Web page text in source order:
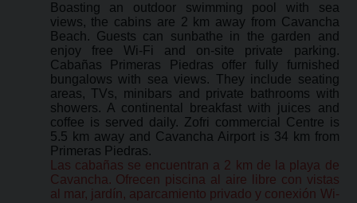
Boasting an outdoor swimming pool with sea
views, the cabins are 2 km away from Cavancha
Beach. Guests can sunbathe in the garden and
enjoy free Wi-Fi and on-site private parking.
Cabañas Primeras Piedras offer fully furnished
bungalows with sea views. They include seating
areas, TVs, minibars and private bathrooms with
showers. A continental breakfast with juices and
coffee is served daily. Zofri commercial Centre is
5.5 km away and Cavancha Airport is 34 km from
Primeras Piedras.
Las cabañas se encuentran a 2 km de la playa de
Cavancha. Ofrecen piscina al aire libre con vistas
al mar, jardín, aparcamiento privado y conexión Wi-